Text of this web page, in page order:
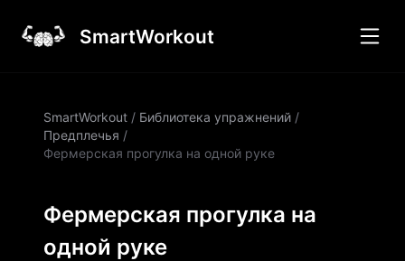
SmartWorkout
SmartWorkout / Библиотека упражнений /
Предплечья /
Фермерская прогулка на одной руке
Фермерская прогулка на
одной руке